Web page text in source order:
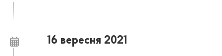
16 вересня 2021